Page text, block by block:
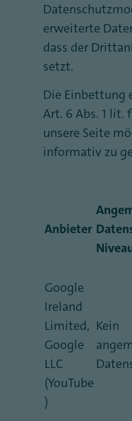
erweiterte
dass der
setzt.
Die Einbettung
Art. 6 Abs. 1 lit.
unsere Seite
informativ zu
Anbieter
Google
Ireland
Limited,
Google
LLC
(YouTube
)
Kein